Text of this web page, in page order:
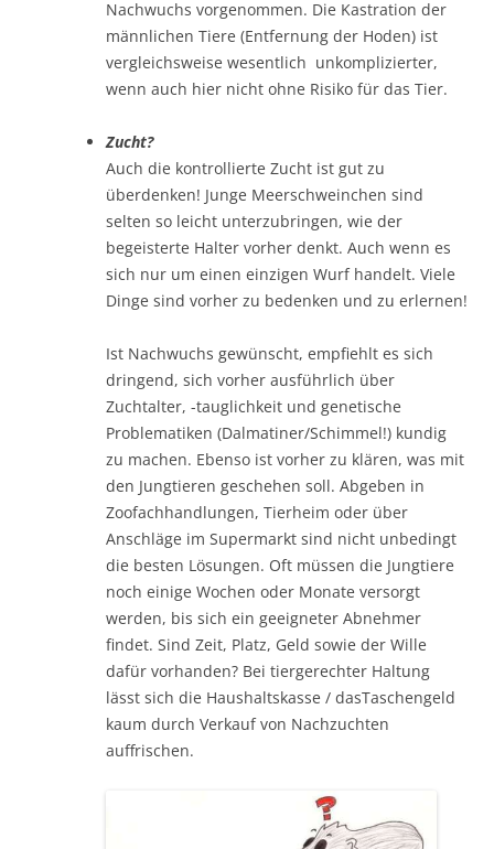
Nachwuchs vorgenommen. Die Kastration der
männlichen Tiere (Entfernung der Hoden) ist
vergleichsweise wesentlich unkomplizierter,
wenn auch hier nicht ohne Risiko für das Tier.
Zucht?
Auch die kontrollierte Zucht ist gut zu
überdenken! Junge Meerschweinchen sind
selten so leicht unterzubringen, wie der
begeisterte Halter vorher denkt. Auch wenn es
sich nur um einen einzigen Wurf handelt. Viele
Dinge sind vorher zu bedenken und zu erlernen!
Ist Nachwuchs gewünscht, empfiehlt es sich
dringend, sich vorher ausführlich über
Zuchtalter, -tauglichkeit und genetische
Problematiken (Dalmatiner/Schimmel!) kundig
zu machen. Ebenso ist vorher zu klären, was mit
den Jungtieren geschehen soll. Abgeben in
Zoofachhandlungen, Tierheim oder über
Anschläge im Supermarkt sind nicht unbedingt
die besten Lösungen. Oft müssen die Jungtiere
noch einige Wochen oder Monate versorgt
werden, bis sich ein geeigneter Abnehmer
findet. Sind Zeit, Platz, Geld sowie der Wille
dafür vorhanden? Bei tiergerechter Haltung
lässt sich die Haushaltskasse / dasTaschengeld
kaum durch Verkauf von Nachzuchten
auffrischen.